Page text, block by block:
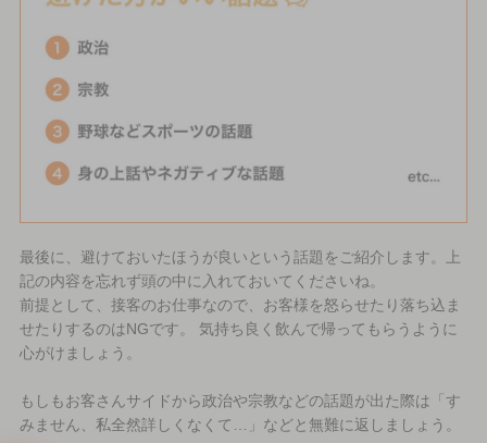
最後に、避けておいたほうが良いという話題をご紹介します。上
記の内容を忘れず頭の中に入れておいてくださいね。
前提として、接客のお仕事なので、お客様を怒らせたり落ち込ま
せたりするのはNGです。 気持ち良く飲んで帰ってもらうように
心がけましょう。
もしもお客さんサイドから政治や宗教などの話題が出た際は「す
みません、私全然詳しくなくて…」などと無難に返しましょう。